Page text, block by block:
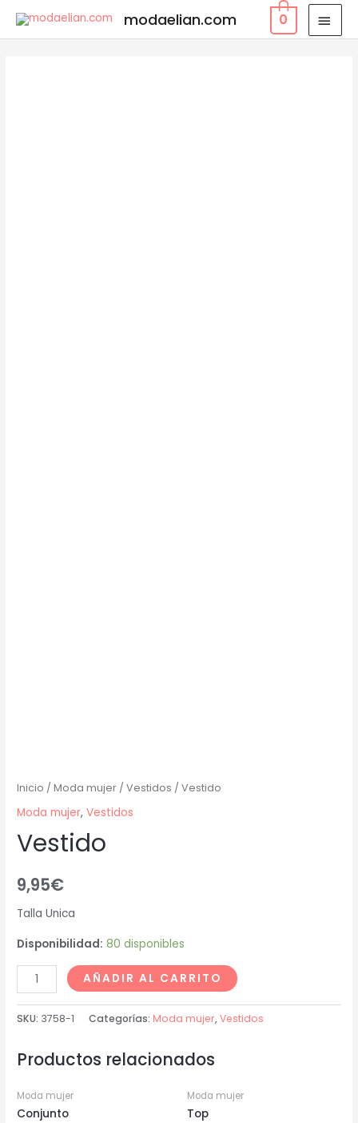
modaelian.com 0
Inicio /Moda mujer /Vestidos / Vestido
Moda mujer,Vestidos
Vestido
9,95€
Talla Unica
Disponibilidad: 80 disponibles
AÑADIR AL CARRITO
SKU: 3758-1 Categorías: Moda mujer,Vestidos
Productos relacionados
Moda mujer
Conjunto
Moda mujer
Top